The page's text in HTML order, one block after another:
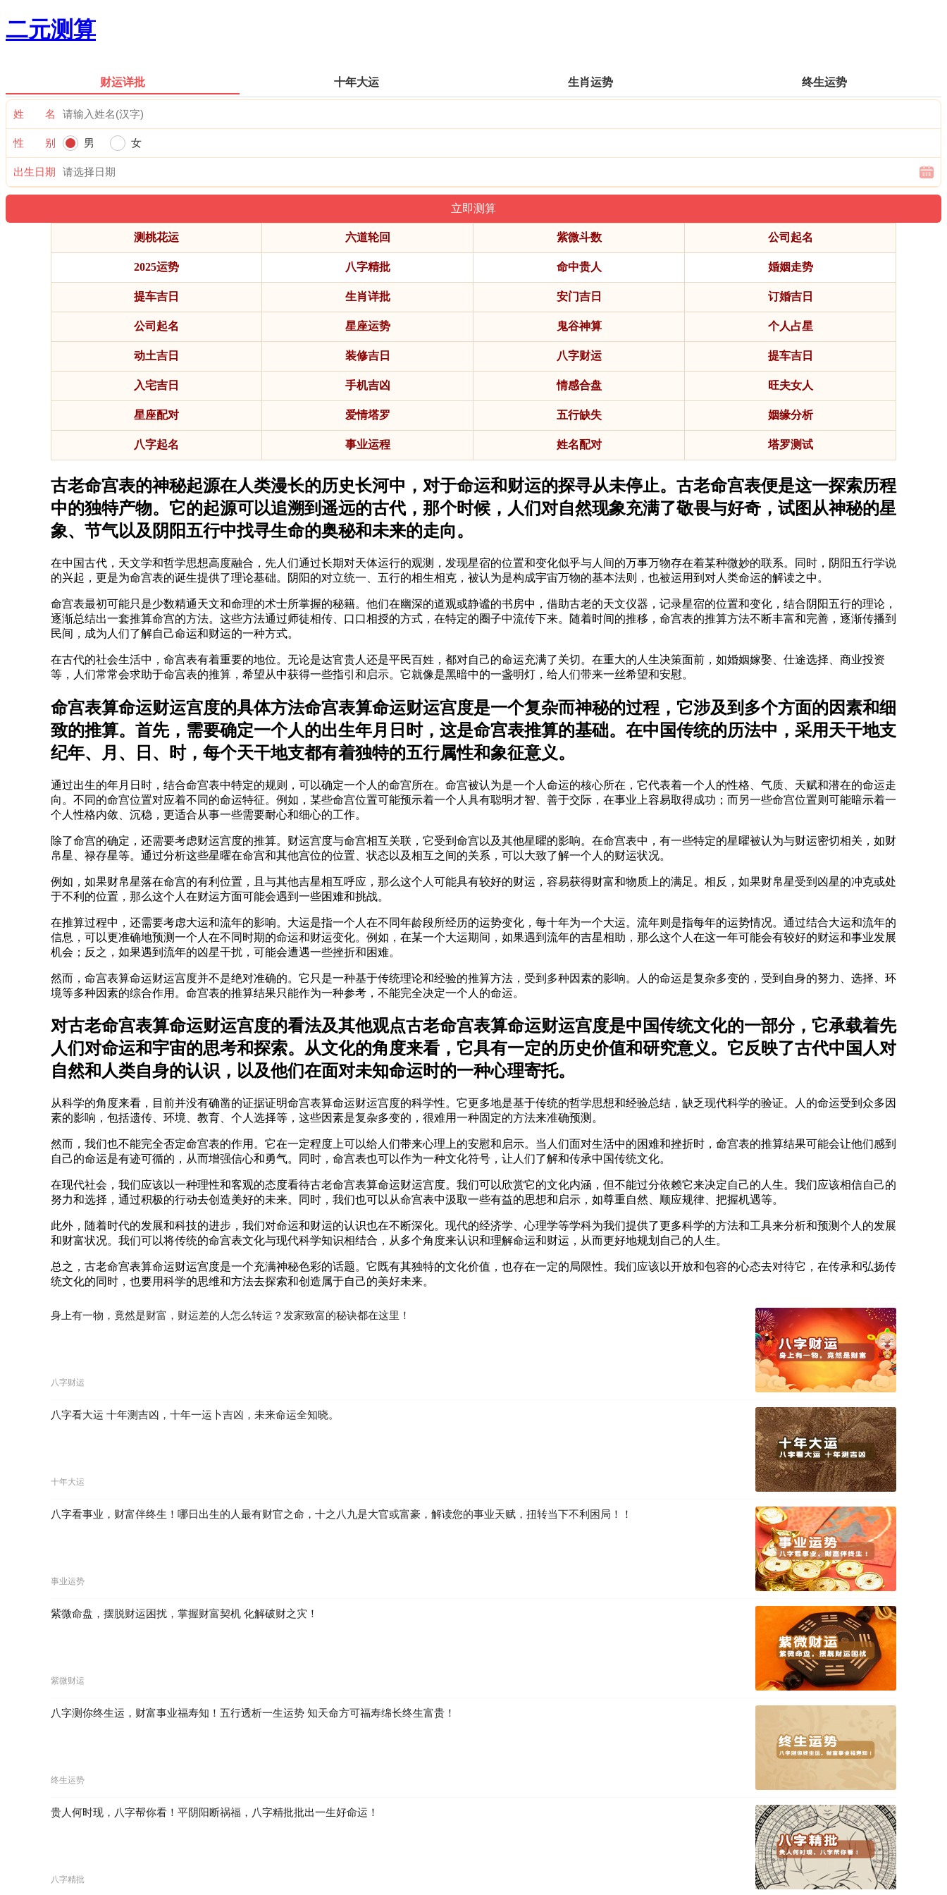
二元测算
财运详批 十年大运 生肖运势 终生运势
姓 名
性 别 男 女
出生日期
测桃花运 六道轮回 紫微斗数 公司起名
2025运势 八字精批 命中贵人 婚姻走势
提车吉日 生肖详批 安门吉日 订婚吉日
公司起名 星座运势 鬼谷神算 个人占星
动土吉日 装修吉日 八字财运 提车吉日
入宅吉日 手机吉凶 情感合盘 旺夫女人
星座配对 爱情塔罗 五行缺失 姻缘分析
八字起名 事业运程 姓名配对 塔罗测试
古老命宫表的神秘起源在人类漫长的历史长河中，对于命运和财运的探寻从未停止。古老命宫表便是这一探索历程
中的独特产物。它的起源可以追溯到遥远的古代，那个时候，人们对自然现象充满了敬畏与好奇，试图从神秘的星
象、节气以及阴阳五行中找寻生命的奥秘和未来的走向。
在中国古代，天文学和哲学思想高度融合，先人们通过长期对天体运行的观测，发现星宿的位置和变化似乎与人间的万事万物存在着某种微妙的联系。同时，阴阳五行学说
的兴起，更是为命宫表的诞生提供了理论基础。阴阳的对立统一、五行的相生相克，被认为是构成宇宙万物的基本法则，也被运用到对人类命运的解读之中。
命宫表最初可能只是少数精通天文和命理的术士所掌握的秘籍。他们在幽深的道观或静谧的书房中，借助古老的天文仪器，记录星宿的位置和变化，结合阴阳五行的理论，
逐渐总结出一套推算命宫的方法。这些方法通过师徒相传、口口相授的方式，在特定的圈子中流传下来。随着时间的推移，命宫表的推算方法不断丰富和完善，逐渐传播到
民间，成为人们了解自己命运和财运的一种方式。
在古代的社会生活中，命宫表有着重要的地位。无论是达官贵人还是平民百姓，都对自己的命运充满了关切。在重大的人生决策面前，如婚姻嫁娶、仕途选择、商业投资
等，人们常常会求助于命宫表的推算，希望从中获得一些指引和启示。它就像是黑暗中的一盏明灯，给人们带来一丝希望和安慰。
命宫表算命运财运宫度的具体方法命宫表算命运财运宫度是一个复杂而神秘的过程，它涉及到多个方面的因素和细
致的推算。首先，需要确定一个人的出生年月日时，这是命宫表推算的基础。在中国传统的历法中，采用天干地支
纪年、月、日、时，每个天干地支都有着独特的五行属性和象征意义。
通过出生的年月日时，结合命宫表中特定的规则，可以确定一个人的命宫所在。命宫被认为是一个人命运的核心所在，它代表着一个人的性格、气质、天赋和潜在的命运走
向。不同的命宫位置对应着不同的命运特征。例如，某些命宫位置可能预示着一个人具有聪明才智、善于交际，在事业上容易取得成功；而另一些命宫位置则可能暗示着一
个人性格内敛、沉稳，更适合从事一些需要耐心和细心的工作。
除了命宫的确定，还需要考虑财运宫度的推算。财运宫度与命宫相互关联，它受到命宫以及其他星曜的影响。在命宫表中，有一些特定的星曜被认为与财运密切相关，如财
帛星、禄存星等。通过分析这些星曜在命宫和其他宫位的位置、状态以及相互之间的关系，可以大致了解一个人的财运状况。
例如，如果财帛星落在命宫的有利位置，且与其他吉星相互呼应，那么这个人可能具有较好的财运，容易获得财富和物质上的满足。相反，如果财帛星受到凶星的冲克或处
于不利的位置，那么这个人在财运方面可能会遇到一些困难和挑战。
在推算过程中，还需要考虑大运和流年的影响。大运是指一个人在不同年龄段所经历的运势变化，每十年为一个大运。流年则是指每年的运势情况。通过结合大运和流年的
信息，可以更准确地预测一个人在不同时期的命运和财运变化。例如，在某一个大运期间，如果遇到流年的吉星相助，那么这个人在这一年可能会有较好的财运和事业发展
机会；反之，如果遇到流年的凶星干扰，可能会遭遇一些挫折和困难。
然而，命宫表算命运财运宫度并不是绝对准确的。它只是一种基于传统理论和经验的推算方法，受到多种因素的影响。人的命运是复杂多变的，受到自身的努力、选择、环
境等多种因素的综合作用。命宫表的推算结果只能作为一种参考，不能完全决定一个人的命运。
对古老命宫表算命运财运宫度的看法及其他观点古老命宫表算命运财运宫度是中国传统文化的一部分，它承载着先
人们对命运和宇宙的思考和探索。从文化的角度来看，它具有一定的历史价值和研究意义。它反映了古代中国人对
自然和人类自身的认识，以及他们在面对未知命运时的一种心理寄托。
从科学的角度来看，目前并没有确凿的证据证明命宫表算命运财运宫度的科学性。它更多地是基于传统的哲学思想和经验总结，缺乏现代科学的验证。人的命运受到众多因
素的影响，包括遗传、环境、教育、个人选择等，这些因素是复杂多变的，很难用一种固定的方法来准确预测。
然而，我们也不能完全否定命宫表的作用。它在一定程度上可以给人们带来心理上的安慰和启示。当人们面对生活中的困难和挫折时，命宫表的推算结果可能会让他们感到
自己的命运是有迹可循的，从而增强信心和勇气。同时，命宫表也可以作为一种文化符号，让人们了解和传承中国传统文化。
在现代社会，我们应该以一种理性和客观的态度看待古老命宫表算命运财运宫度。我们可以欣赏它的文化内涵，但不能过分依赖它来决定自己的人生。我们应该相信自己的
努力和选择，通过积极的行动去创造美好的未来。同时，我们也可以从命宫表中汲取一些有益的思想和启示，如尊重自然、顺应规律、把握机遇等。
此外，随着时代的发展和科技的进步，我们对命运和财运的认识也在不断深化。现代的经济学、心理学等学科为我们提供了更多科学的方法和工具来分析和预测个人的发展
和财富状况。我们可以将传统的命宫表文化与现代科学知识相结合，从多个角度来认识和理解命运和财运，从而更好地规划自己的人生。
总之，古老命宫表算命运财运宫度是一个充满神秘色彩的话题。它既有其独特的文化价值，也存在一定的局限性。我们应该以开放和包容的心态去对待它，在传承和弘扬传
统文化的同时，也要用科学的思维和方法去探索和创造属于自己的美好未来。
身上有一物，竟然是财富，财运差的人怎么转运？发家致富的秘诀都在这里！
八字财运
八字看大运 十年测吉凶，十年一运卜吉凶，未来命运全知晓。
十年大运
八字看事业，财富伴终生！哪日出生的人最有财官之命，十之八九是大官或富豪，解读您的事业天赋，扭转当下不利困局！！
事业运势
紫微命盘，摆脱财运困扰，掌握财富契机 化解破财之灾！
紫微财运
八字测你终生运，财富事业福寿知！五行透析一生运势 知天命方可福寿绵长终生富贵！
终生运势
贵人何时现，八字帮你看！平阴阳断祸福，八字精批批出一生好命运！
八字精批